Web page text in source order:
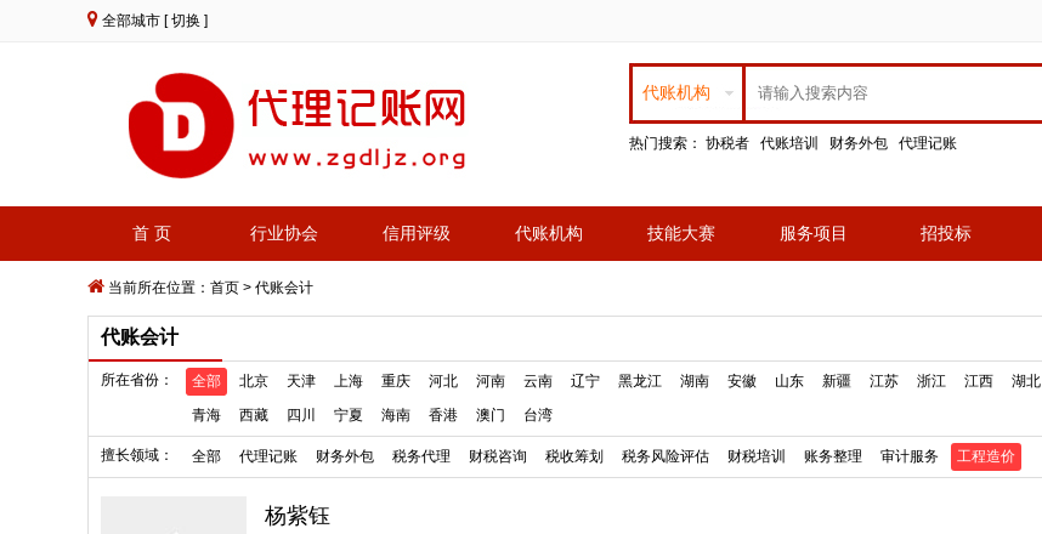
全部城市 [ 切换 ]
代账机构
热门搜索： 协税者 代账培训 财务外包 代理记账
首 页 行业协会 信用评级 代账机构 技能大赛 服务项目 招投标
当前所在位置： 首页 > 代账会计
代账会计
所在省份： 全部 北京 天津 上海 重庆 河北 河南 云南 辽宁 黑龙江 湖南 安徽 山东 新疆 江苏 浙江 江西 湖北
青海
西藏 四川 宁夏 海南 香港 澳门 台湾
擅长领域： 全部 代理记账 财务外包 税务代理 财税咨询 税收筹划 税务风险评估 财税培训 账务整理 审计服务 工程造价
杨紫钰